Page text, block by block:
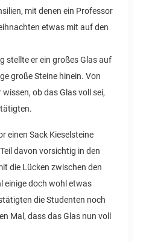
mit denen ein Professor
etwas mit auf den
stellte er ein großes Glas auf
große Steine hinein. Von
ob das Glas voll sei,
einen Sack Kieselsteine
davon vorsichtig in den
die Lücken zwischen den
einige doch wohl etwas
die Studenten noch
Mal, dass das Glas nun voll